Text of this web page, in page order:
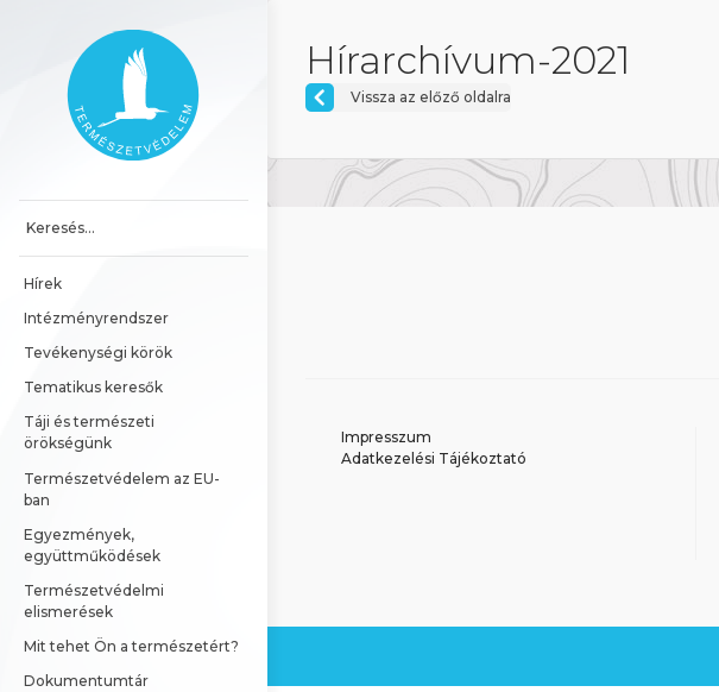
Főoldal
Hírek
Intézményrendszer
Tevékenységi körök
Tematikus keresők
Táji és természeti
örökségünk
Természetvédelem az EU-
ban
Egyezmények,
együttműködések
Természetvédelmi
elismerések
Mit tehet Ön a természetért?
Dokumentumtár
Hírarchívum-2021
Vissza az előző oldalra
Impresszum
Adatkezelési Tájékoztató